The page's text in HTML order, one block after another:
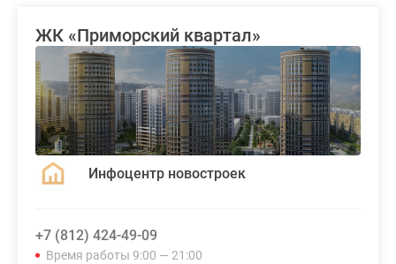
ЖК «Приморский квартал»
Инфоцентр новостроек
+7 (812) 424-49-09
Время работы 9:00 — 21:00